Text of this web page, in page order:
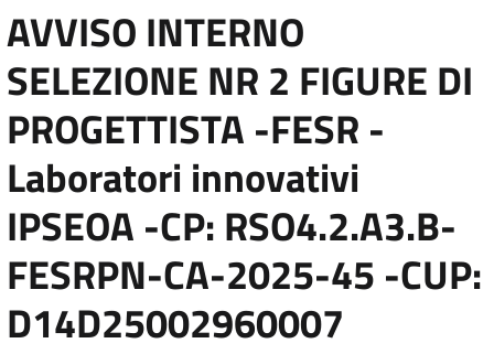
AVVISO INTERNO
SELEZIONE NR 2 FIGURE DI
PROGETTISTA -FESR -
Laboratori innovativi
IPSEOA -CP: RSO4.2.A3.B-
FESRPN-CA-2025-45 -CUP:
D14D25002960007